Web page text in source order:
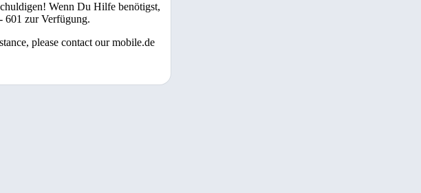
Wenn Du Hilfe benötigst,
601 zur Verfügung.
please contact our mobile.de